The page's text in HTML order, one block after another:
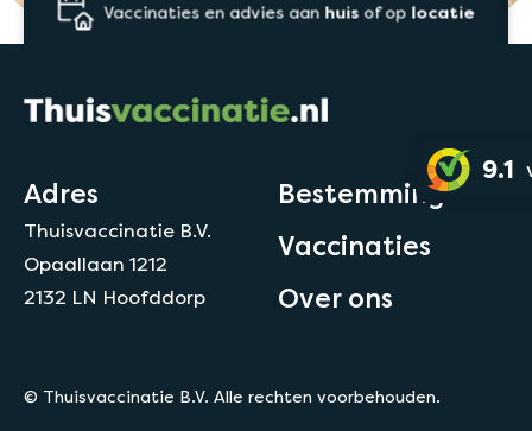
Vaccinaties en advies aan huisof op locatie
9.1
Adres
Thuisvaccinatie B.V.
Opaallaan 1212
2132 LN Hoofddorp
Bestemmingen
Vaccinaties
Over ons
© Thuisvaccinatie B.V. Alle rechten voorbehouden.